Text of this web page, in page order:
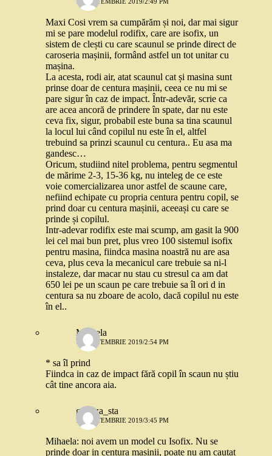
Maxi Cosi vrem sa cumpărăm și noi, dar mai sigur
mi se pare modelul rodifix, care are isofix, un
sistem de clești cu care scaunul se prinde direct de
caroseria mașinii, formând astfel un tot unitar cu
mașina.
La acesta, rodi air, atat scaunul cat și masina sunt
prinse doar de centura mașinii, ceea ce nu mi se
pare sigur în caz de impact. Într-adevăr, scrie ca
are acea ancoră de prindere în spate, dar nu este
ceva fix, sigur, probabil este buna sa tina scaunul
la locul lui când copilul nu este în el, altfel
trebuind sa prinzi scaunul cu centura.. Eu asa ma
gandesc…
Oricum, studiind nitel problema, pentru segmentul
de mărime 2-3, 15-36 kg, nu inteleg de ce este
voie comercializarea unor astfel de scaune care,
nefiind echipate cu propria centura pentru copil, se
prind doar cu centura mașinii, aceeași cu care se
prinde și copilul.
Intr-adevar rodifix este mai scump, am gasit la 900
lei cel mai bun pret, plus vreo 100 sistemul isofix
pentru masina, fiindca masina noastră nu are asa
ceva, plus ceva la mecanicul care trebuie sa ni-l
instaleze, dar macar nu stau cu stresul ca am dat
650 lei pe un scaun pe care trebuie sa îl ori d in
centura sa nu zboare de acolo, dacă copilul nu este
în el..
Mihaela
12 SEPTEMBRIE 2019/2:54 PM
* sa îl prind
Fiindca in caz de impact fără copil în scaun nu știu
cât tine ancora aia.
gabitza_sta
13 SEPTEMBRIE 2019/3:45 PM
Mihaela: noi avem un model cu Isofix. Nu se
prinde doar in centura masinii, poate nu am cautat